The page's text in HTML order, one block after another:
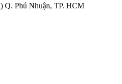
Q. Phú Nhuận, TP. HCM